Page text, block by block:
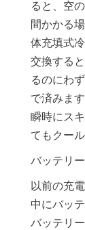
ると、空
間かかる
体充填式
交換する
るのにわ
で済みま
瞬時にス
てもクー
バッテリ
以前の充
中にバッ
バッテリ